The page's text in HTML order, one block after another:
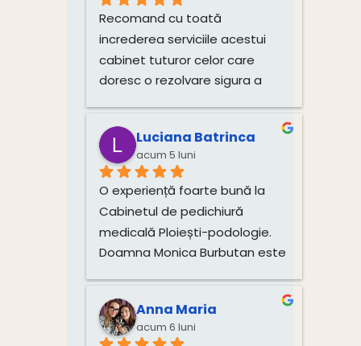
este plăcută, iar doamna este
deosebit de amabilă și
atentă.Recomand cu toată
încredere!
Recomand cu toată
increderea serviciile acestui
cabinet tuturor celor care
doresc o rezolvare sigura a
picioarelor. Multumim!!!
Luciana Batrinca
acum 5 luni
O experiență foarte bună la
Cabinetul de pedichiură
medicală Ploiești-podologie.
Doamna Monica Burbutan este
programare mi-a explicat
foarte clar procedura, durata
Anna Maria
acum 6 luni